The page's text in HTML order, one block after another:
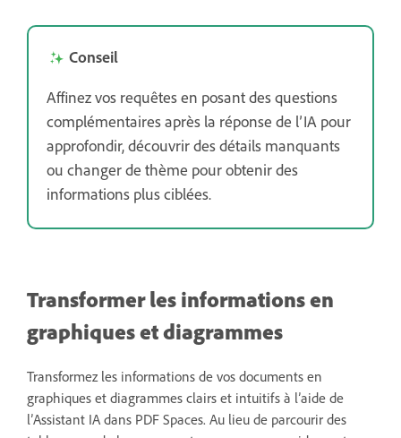
Conseil
Affinez vos requêtes en posant des questions
complémentaires après la réponse de l’IA pour
approfondir, découvrir des détails manquants
ou changer de thème pour obtenir des
informations plus ciblées.
Transformer les informations en
graphiques et diagrammes
Transformez les informations de vos documents en
graphiques et diagrammes clairs et intuitifs à l’aide de
l’Assistant IA dans PDF Spaces. Au lieu de parcourir des